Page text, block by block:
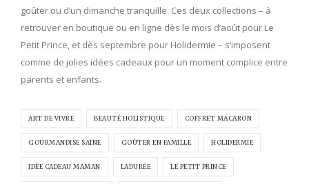
goûter ou d’un dimanche tranquille. Ces deux collections – à
retrouver en boutique ou en ligne dès le mois d’août pour Le
Petit Prince, et dès septembre pour Holidermie – s’imposent
comme de jolies idées cadeaux pour un moment complice entre
parents et enfants.
ART DE VIVRE BEAUTÉ HOLISTIQUE COFFRET MACARON
GOURMANDISE SAINE GOÛTER EN FAMILLE HOLIDERMIE
IDÉE CADEAU MAMAN LADURÉE LE PETIT PRINCE